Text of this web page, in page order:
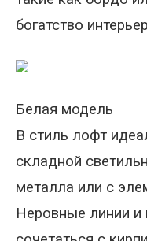
богатство
Белая модель
В стиль лофт
складной
металла или с
Неровные линии и